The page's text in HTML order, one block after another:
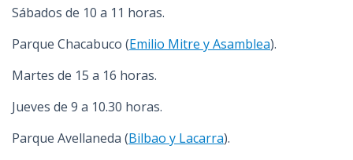
Sábados de 10 a 11 horas.
Parque Chacabuco (Emilio Mitre y Asamblea).
Martes de 15 a 16 horas.
Jueves de 9 a 10.30 horas.
Parque Avellaneda (Bilbao y Lacarra).